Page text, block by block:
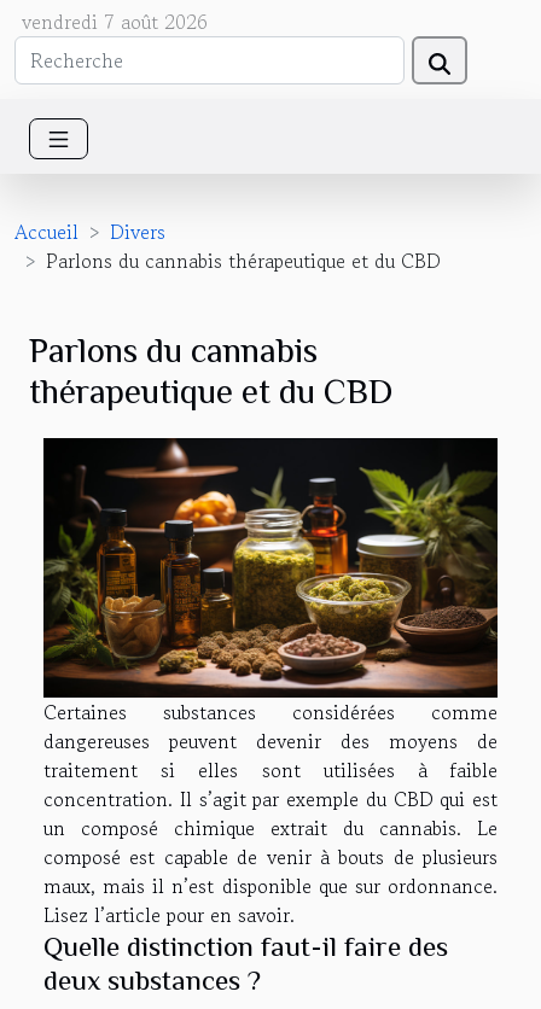
vendredi 7 août 2026
Accueil
Divers
Parlons du cannabis thérapeutique et du CBD
Parlons du cannabis
thérapeutique et du CBD
Certaines substances considérées comme
dangereuses peuvent devenir des moyens de
traitement si elles sont utilisées à faible
concentration. Il s’agit par exemple du CBD qui est
un composé chimique extrait du cannabis. Le
composé est capable de venir à bouts de plusieurs
maux, mais il n’est disponible que sur ordonnance.
Lisez l’article pour en savoir.
Quelle distinction faut-il faire des
deux substances ?